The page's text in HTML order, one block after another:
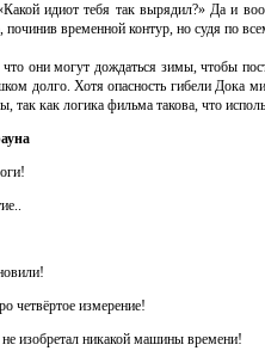
идиот тебя так вырядил?» Да и
починив временной контур, но судя по
они могут дождаться зимы, чтобы
долго. Хотя опасность гибели Дока
так как логика фильма такова, что
четвёртое измерение!
изобретал никакой машины времени!